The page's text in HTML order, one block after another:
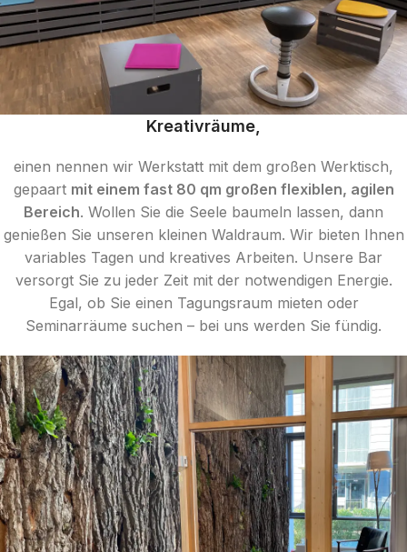
Kreativräume,
einen nennen wir Werkstatt mit dem großen Werktisch,
gepaart mit einem fast 80 qm großen flexiblen, agilen
Bereich. Wollen Sie die Seele baumeln lassen, dann
genießen Sie unseren kleinen Waldraum. Wir bieten Ihnen
variables Tagen und kreatives Arbeiten. Unsere Bar
versorgt Sie zu jeder Zeit mit der notwendigen Energie.
Egal, ob Sie einen Tagungsraum mieten oder
Seminarräume suchen – bei uns werden Sie fündig.